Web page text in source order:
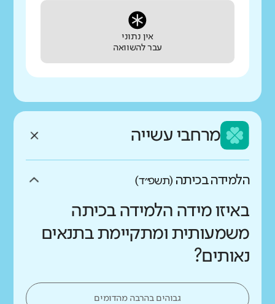
אין נתוני
עבר להשוואה
מרחבי עשייה
הלמידה בכיתה (תשפ״ד)
באיזו מידה הלמידה בכיתה
משמעותית ומתקיימת בתנאים
נאותים?
גבוהים בהרבה מהדומים